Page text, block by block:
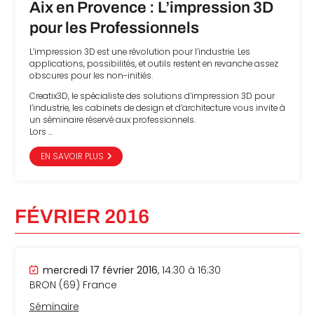
Aix en Provence : L’impression 3D
pour les Professionnels
L’impression 3D est une révolution pour l’industrie. Les
applications, possibilités, et outils restent en revanche assez
obscures pour les non-initiés.
Creatix3D, le spécialiste des solutions d’impression 3D pour
l’industrie, les cabinets de design et d’architecture vous invite à
un séminaire réservé aux professionnels.
Lors …
EN SAVOIR PLUS
FÉVRIER 2016
mercredi 17 février 2016, 14:30 à 16:30
BRON (69) France
Séminaire